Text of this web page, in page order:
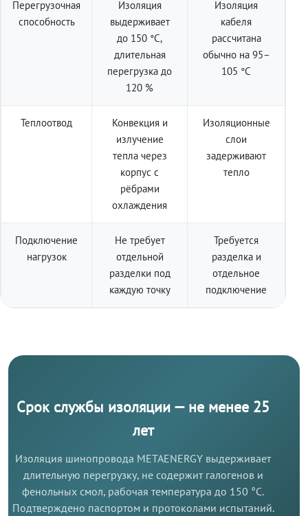
Перегрузочная
способность
Изоляция
выдерживает
до 150 °C,
длительная
перегрузка до
120 %
Изоляция
кабеля
рассчитана
обычно на 95–
105 °C
Теплоотвод
Конвекция и
излучение
тепла через
корпус с
рёбрами
охлаждения
Изоляционные
слои
задерживают
тепло
Подключение
нагрузок
Не требует
отдельной
разделки под
каждую точку
Требуется
разделка и
отдельное
подключение
Срок службы изоляции — не менее 25
лет
Изоляция шинопровода METAENERGY выдерживает
длительную перегрузку, не содержит галогенов и
фенольных смол, рабочая температура до 150 °C.
Подтверждено паспортом и протоколами испытаний.